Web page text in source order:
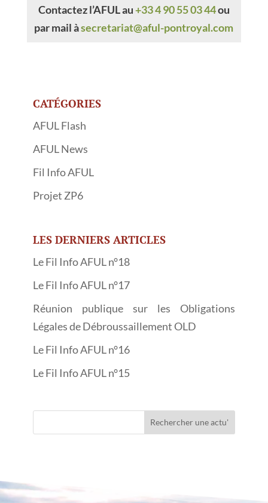
Contactez l’AFUL au+33 4 90 55 03 44ou
par mail àsecretariat@aful-pontroyal.com
CATÉGORIES
AFUL Flash
AFUL News
Fil Info AFUL
Projet ZP6
LES DERNIERS ARTICLES
Le Fil Info AFUL n°18
Le Fil Info AFUL n°17
Réunion publique sur les Obligations
Légales de Débroussaillement OLD
Le Fil Info AFUL n°16
Le Fil Info AFUL n°15
Rechercher une actu'